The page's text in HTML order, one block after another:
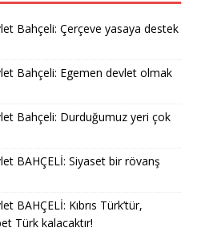
Bahçeli: Çerçeve yasaya destek
Bahçeli: Egemen devlet olmak
Bahçeli: Durduğumuz yeri çok
BAHÇELİ: Siyaset bir rövanş
BAHÇELİ: Kıbrıs Türk’tür,
Türk kalacaktır!